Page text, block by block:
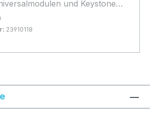
und Keystone
Wandmontage,
Langloch zur
23910118